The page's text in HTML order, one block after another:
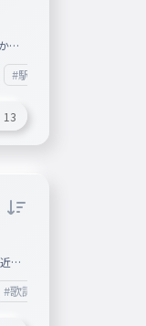
？
ま
で
は
#駅名タイピング
13
プ
、
ころ
#歌詞